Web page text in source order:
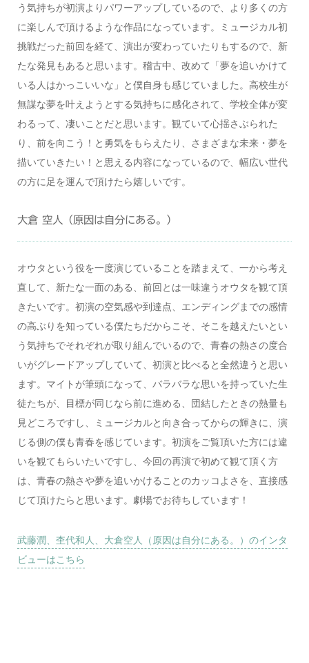
う気持ちが初演よりパワーアップしているので、より多くの方
に楽しんで頂けるような作品になっています。ミュージカル初
挑戦だった前回を経て、演出が変わっていたりもするので、新
たな発見もあると思います。稽古中、改めて「夢を追いかけて
いる人はかっこいいな」と僕自身も感じていました。高校生が
無謀な夢を叶えようとする気持ちに感化されて、学校全体が変
わるって、凄いことだと思います。観ていて心揺さぶられた
り、前を向こう！と勇気をもらえたり、さまざまな未来・夢を
描いていきたい！と思える内容になっているので、幅広い世代
の方に足を運んで頂けたら嬉しいです。
大倉 空人（原因は自分にある。）
オウタという役を一度演じていることを踏まえて、一から考え
直して、新たな一面のある、前回とは一味違うオウタを観て頂
きたいです。初演の空気感や到達点、エンディングまでの感情
の高ぶりを知っている僕たちだからこそ、そこを越えたいとい
う気持ちでそれぞれが取り組んでいるので、⻘春の熱さの度合
いがグレードアップしていて、初演と比べると全然違うと思い
ます。マイトが筆頭になって、バラバラな思いを持っていた生
徒たちが、目標が同じなら前に進める、団結したときの熱量も
見どころですし、ミュージカルと向き合ってからの輝きに、演
じる側の僕も⻘春を感じています。初演をご覧頂いた方には違
いを観てもらいたいですし、今回の再演で初めて観て頂く方
は、⻘春の熱さや夢を追いかけることのカッコよさを、直接感
じて頂けたらと思います。劇場でお待ちしています！
武藤潤、杢代和人、大倉空人（原因は自分にある。）のインタ
ビューはこちら